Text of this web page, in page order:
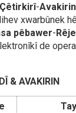
-
xwarbûnek
pêbawer-
de
& AVAKIRIN